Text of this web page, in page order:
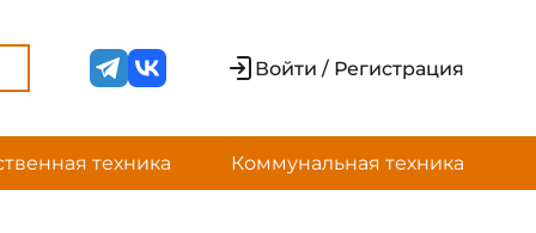
Войти / Регистрация
техника Коммунальная техника